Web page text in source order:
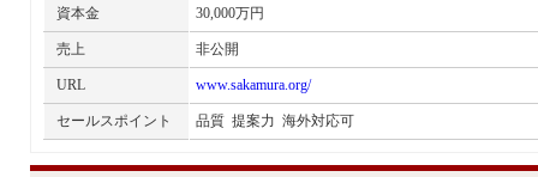
資本金 30,000万円
売上 非公開
URL www.sakamura.org/
セールスポイント 品質 提案力 海外対応可